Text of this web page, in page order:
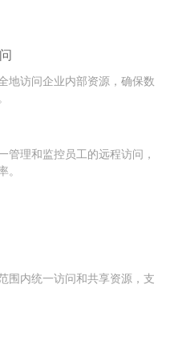
地访问企业内部资源，确保数
管理和监控员工的远程访问，
围内统一访问和共享资源，支